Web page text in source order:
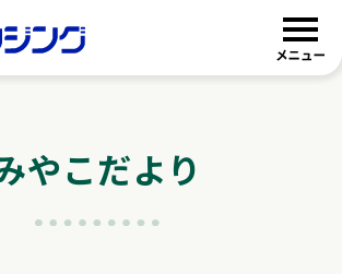
都ハウジング
やこだより